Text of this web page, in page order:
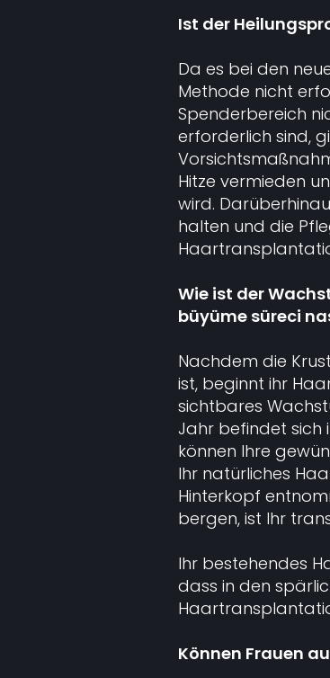
Ist der
Da es bei den
Methode nicht
Spenderbereich
erforderlich sind,
Hitze vermieden
wird.
halten und die
Wie ist der
büyüme süreci
Nachdem die
ist, beginnt ihr
sichtbares
Jahr befindet sich
können Ihre
Ihr natürliches
Hinterkopf
bergen, ist Ihr
Ihr bestehendes
dass in den
Können Frauen